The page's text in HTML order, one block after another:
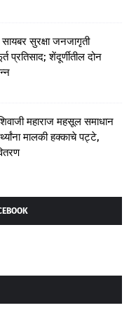
सुरक्षा जनजागृती
प्रतिसाद; शेंदूर्णीतील दोन
महाराज महसूल समाधान
मालकी हक्काचे पट्टे,